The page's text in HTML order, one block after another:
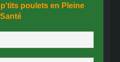
poulets en Pleine
Santé